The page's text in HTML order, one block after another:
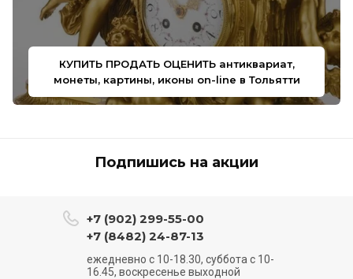
КУПИТЬ ПРОДАТЬ ОЦЕНИТЬ антиквариат,
монеты, картины, иконы on-line в Тольятти
Подпишись на акции
+7 (902) 299-55-00
+7 (8482) 24-87-13
ежедневно с 10-18.30, суббота с 10-
16.45, воскресенье выходной